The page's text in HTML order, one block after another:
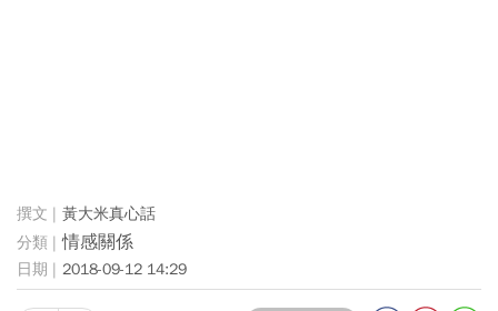
黃大米真心話
情感關係
2018-09-12 14:29